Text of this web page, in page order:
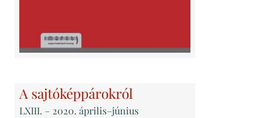
A sajtóképpárokról
LXIII. – 2020. április–június